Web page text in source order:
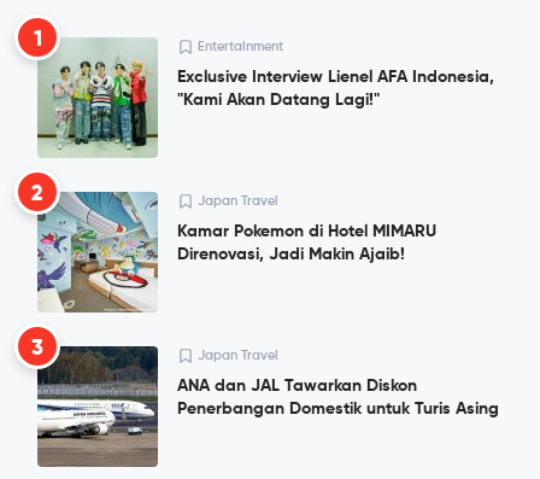
1 Entertainment
Exclusive Interview Lienel AFA Indonesia,
"Kami Akan Datang Lagi!"
2 Japan Travel
Kamar Pokemon di Hotel MIMARU
Direnovasi, Jadi Makin Ajaib!
3 Japan Travel
ANA dan JAL Tawarkan Diskon
Penerbangan Domestik untuk Turis Asing